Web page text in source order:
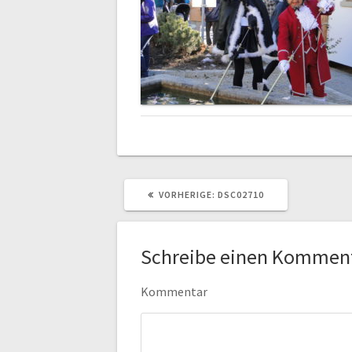
VORHERIGE: VORHERIGER
DSC02710
Schreibe einen
Kommentar